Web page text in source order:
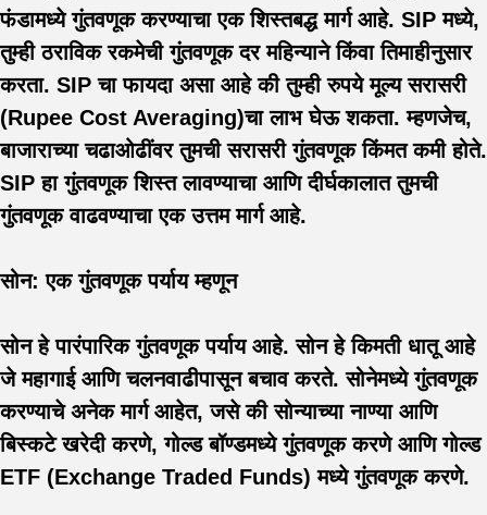
फंडामध्ये गुंतवणूक करण्याचा एक शिस्तबद्ध मार्ग आहे. SIP मध्ये,
तुम्ही ठराविक रकमेची गुंतवणूक दर महिन्याने किंवा तिमाहीनुसार
करता. SIP चा फायदा असा आहे की तुम्ही रुपये मूल्य सरासरी
(Rupee Cost Averaging)चा लाभ घेऊ शकता. म्हणजेच,
बाजाराच्या चढाओढींवर तुमची सरासरी गुंतवणूक किंमत कमी होते.
SIP हा गुंतवणूक शिस्त लावण्याचा आणि दीर्घकालात तुमची
गुंतवणूक वाढवण्याचा एक उत्तम मार्ग आहे.
सोन: एक गुंतवणूक पर्याय म्हणून
सोन हे पारंपारिक गुंतवणूक पर्याय आहे. सोन हे किमती धातू आहे
जे महागाई आणि चलनवाढीपासून बचाव करते. सोनेमध्ये गुंतवणूक
करण्याचे अनेक मार्ग आहेत, जसे की सोन्याच्या नाण्या आणि
बिस्कटे खरेदी करणे, गोल्ड बॉण्डमध्ये गुंतवणूक करणे आणि गोल्ड
ETF (Exchange Traded Funds) मध्ये गुंतवणूक करणे.